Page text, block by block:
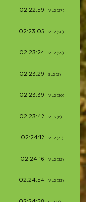
02:22:59 VL2 (27)
02:23:05 VL2 (28)
02:23:24 VL2 (29)
02:23:29 SL2 (2)
02:23:39 VL2 (30)
02:23:42 VL3 (6)
02:24:12 VL2 (31)
02:24:16 VL2 (32)
02:24:54 VL2 (33)